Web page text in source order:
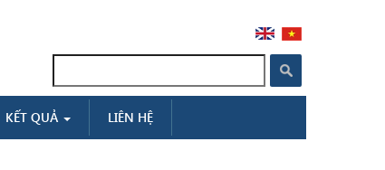
KẾT QUẢ LIÊN HỆ